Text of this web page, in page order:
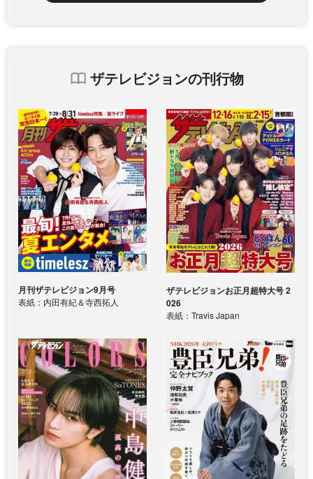
ザテレビジョンの刊行物
月刊ザテレビジョン9月号
表紙：内田有紀＆寺西拓人
ザテレビジョンお正月超特大号 2
026
表紙：Travis Japan